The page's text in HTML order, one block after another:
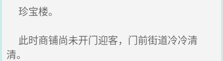
珍宝楼。
此时商铺尚未开门迎客，门前街道冷冷清
清。